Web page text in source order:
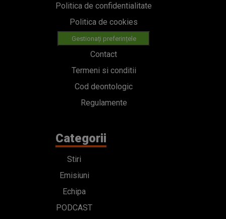
Politica de confidentialitate
Politica de cookies
Gestionați preferințele
Contact
Termeni si conditii
Cod deontologic
Regulamente
Categorii
Stiri
Emisiuni
Echipa
PODCAST